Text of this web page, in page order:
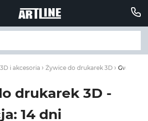
i akcesoria Żywice do drukarek 3D
drukarek 3D -
14 dni